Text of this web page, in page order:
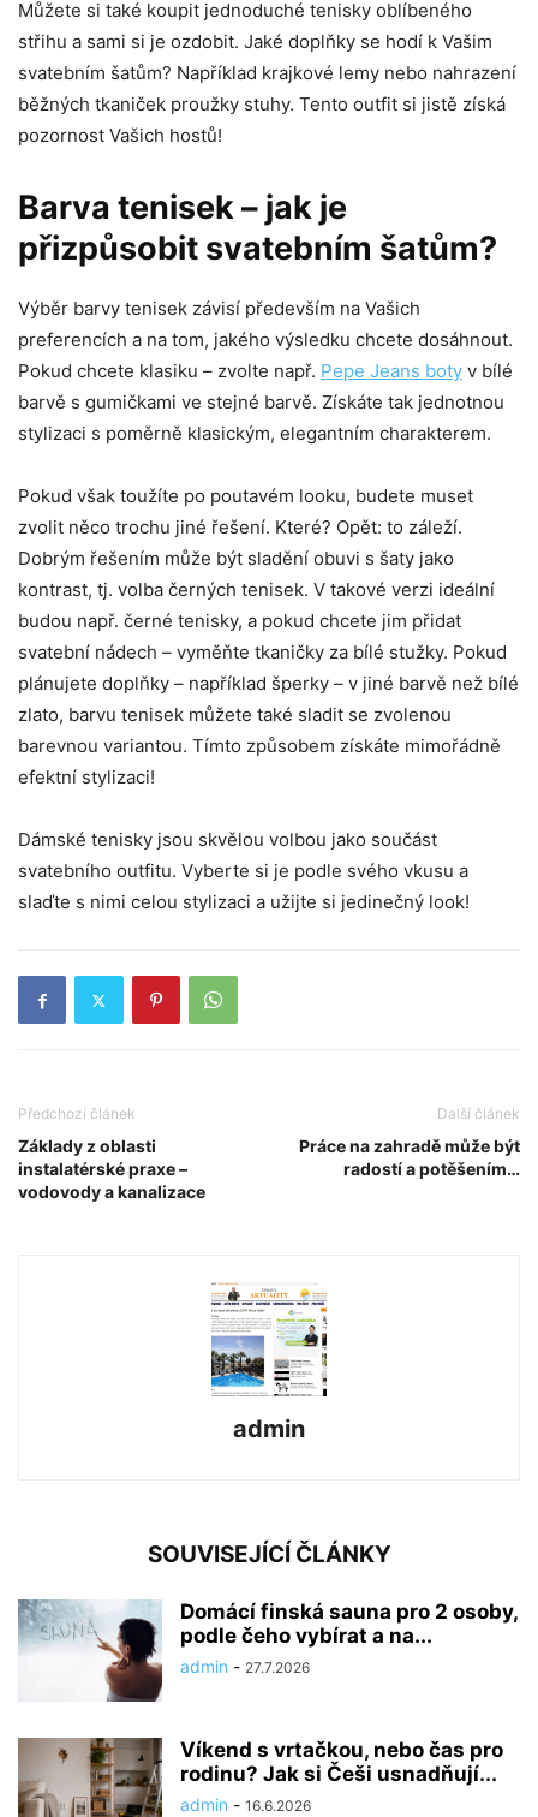
Můžete si také koupit jednoduché tenisky oblíbeného
střihu a sami si je ozdobit. Jaké doplňky se hodí k Vašim
svatebním šatům? Například krajkové lemy nebo nahrazení
běžných tkaniček proužky stuhy. Tento outfit si jistě získá
pozornost Vašich hostů!
Barva tenisek – jak je
přizpůsobit svatebním šatům?
Výběr barvy tenisek závisí především na Vašich
preferencích a na tom, jakého výsledku chcete dosáhnout.
Pokud chcete klasiku – zvolte např. Pepe Jeans boty v bílé
barvě s gumičkami ve stejné barvě. Získáte tak jednotnou
stylizaci s poměrně klasickým, elegantním charakterem.
Pokud však toužíte po poutavém looku, budete muset
zvolit něco trochu jiné řešení. Které? Opět: to záleží.
Dobrým řešením může být sladění obuvi s šaty jako
kontrast, tj. volba černých tenisek. V takové verzi ideální
budou např. černé tenisky, a pokud chcete jim přidat
svatební nádech – vyměňte tkaničky za bílé stužky. Pokud
plánujete doplňky – například šperky – v jiné barvě než bílé
zlato, barvu tenisek můžete také sladit se zvolenou
barevnou variantou. Tímto způsobem získáte mimořádně
efektní stylizaci!
Dámské tenisky jsou skvělou volbou jako součást
svatebního outfitu. Vyberte si je podle svého vkusu a
slaďte s nimi celou stylizaci a užijte si jedinečný look!
Předchozí článek
Základy z oblasti
instalatérské praxe –
vodovody a kanalizace
Další článek
Práce na zahradě může být
radostí a potěšením…
admin
SOUVISEJÍCÍ ČLÁNKY
Domácí finská sauna pro 2 osoby,
podle čeho vybírat a na...
admin - 27.7.2026
Víkend s vrtačkou, nebo čas pro
rodinu? Jak si Češi usnadňují...
admin - 16.6.2026